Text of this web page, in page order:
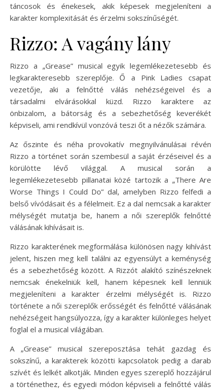
táncosok és énekesek, akik képesek megjeleníteni a
karakter komplexitását és érzelmi sokszínűségét.
Rizzo: A vagány lány
Rizzo a „Grease” musical egyik legemlékezetesebb és
legkarakteresebb szereplője. Ő a Pink Ladies csapat
vezetője, aki a felnőtté válás nehézségeivel és a
társadalmi elvárásokkal küzd. Rizzo karaktere az
önbizalom, a bátorság és a sebezhetőség keverékét
képviseli, ami rendkívül vonzóvá teszi őt a nézők számára.
Az őszinte és néha provokatív megnyilvánulásai révén
Rizzo a történet során szembesül a saját érzéseivel és a
körülötte lévő világgal. A musical során a
legemlékezetesebb pillanatai közé tartozik a „There Are
Worse Things I Could Do” dal, amelyben Rizzo felfedi a
belső vívódásait és a félelmeit. Ez a dal nemcsak a karakter
mélységét mutatja be, hanem a női szereplők felnőtté
válásának kihívásait is.
Rizzo karakterének megformálása különösen nagy kihívást
jelent, hiszen meg kell találni az egyensúlyt a keménység
és a sebezhetőség között. A Rizzót alakító színészeknek
nemcsak énekelniük kell, hanem képesnek kell lenniük
megjeleníteni a karakter érzelmi mélységét is. Rizzo
története a női szereplők erősségét és felnőtté válásának
nehézségeit hangsúlyozza, így a karakter különleges helyet
foglal el a musical világában.
A „Grease” musical szereposztása tehát gazdag és
sokszínű, a karakterek közötti kapcsolatok pedig a darab
szívét és lelkét alkotják. Minden egyes szereplő hozzájárul
a történethez, és egyedi módon képviseli a felnőtté válás